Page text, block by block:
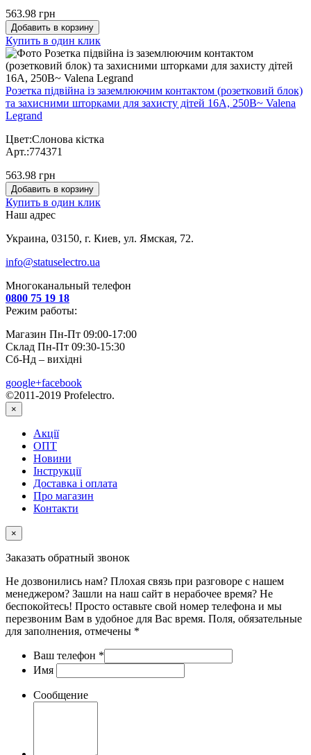
563.98 грн
Добавить в корзину
Купить в один клик
Розетка підвійна із заземлюючим контактом (розетковий блок)
та захисними шторками для захисту дітей 16А, 250В~ Valena
Legrand
Цвет:Слонова кістка
Арт.:774371
563.98 грн
Добавить в корзину
Купить в один клик
Наш адрес
Украина, 03150, г. Киев, ул. Ямская, 72.
info@statuselectro.ua
Многоканальный телефон
0800 75 19 18
Режим работы:
Магазин Пн-Пт 09:00-17:00
Склад Пн-Пт 09:30-15:30
Сб-Нд – вихідні
google+facebook
©2011-2019 Profelectro.
×
Акції
ОПТ
Новини
Інструкції
Доставка і оплата
Про магазин
Контакти
×
Заказать обратный звонок
Не дозвонились нам? Плохая связь при разговоре с нашем
менеджером? Зашли на наш сайт в нерабочее время? Не
беспокойтесь! Просто оставьте свой номер телефона и мы
перезвоним Вам в удобное для Вас время. Поля, обязательные
для заполнения, отмечены *
Ваш телефон *
Имя
Сообщение